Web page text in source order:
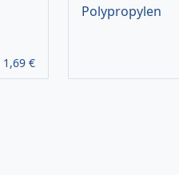
1,69 €
Polypropylen